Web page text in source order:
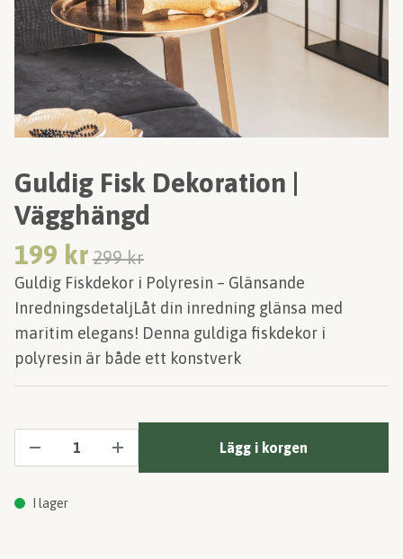
Guldig Fisk Dekoration |
Vägghängd
199 kr 299 kr
Guldig Fiskdekor i Polyresin – Glänsande
InredningsdetaljLåt din inredning glänsa med
maritim elegans! Denna guldiga fiskdekor i
polyresin är både ett konstverk
Lägg i korgen
I lager